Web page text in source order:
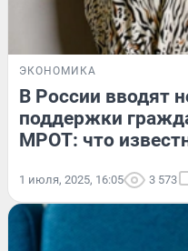
ЭКОНОМИКА
В России вводят
поддержки
МРОТ: что
1 июля, 2025, 16:05 3 573